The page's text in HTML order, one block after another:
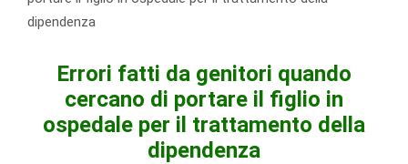
dipendenza
Errori fatti da genitori quando
cercano di portare il figlio in
ospedale per il trattamento della
dipendenza